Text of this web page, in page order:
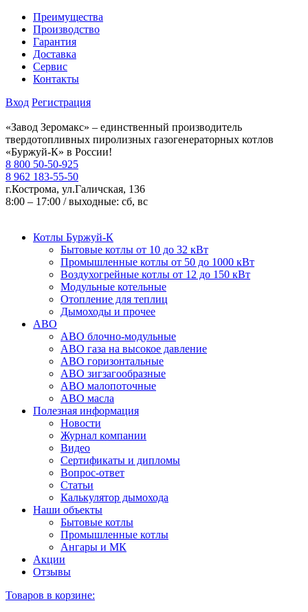
Преимущества
Производство
Гарантия
Доставка
Сервис
Контакты
Вход Регистрация
«Завод Зеромакс» – единственный производитель
твердотопливных пиролизных газогенераторных котлов
«Буржуй-К» в России!
8 800 50-50-925
8 962 183-55-50
г.Кострома, ул.Галичская, 136
8:00 – 17:00 / выходные: сб, вс
Котлы Буржуй-К
Бытовые котлы от 10 до 32 кВт
Промышленные котлы от 50 до 1000 кВт
Воздухогрейные котлы от 12 до 150 кВт
Модульные котельные
Отопление для теплиц
Дымоходы и прочее
АВО
АВО блочно-модульные
АВО газа на высокое давление
АВО горизонтальные
АВО зигзагообразные
АВО малопоточные
АВО масла
Полезная информация
Новости
Журнал компании
Видео
Сертификаты и дипломы
Вопрос-ответ
Статьи
Калькулятор дымохода
Наши объекты
Бытовые котлы
Промышленные котлы
Ангары и МК
Акции
Отзывы
Товаров в корзине: